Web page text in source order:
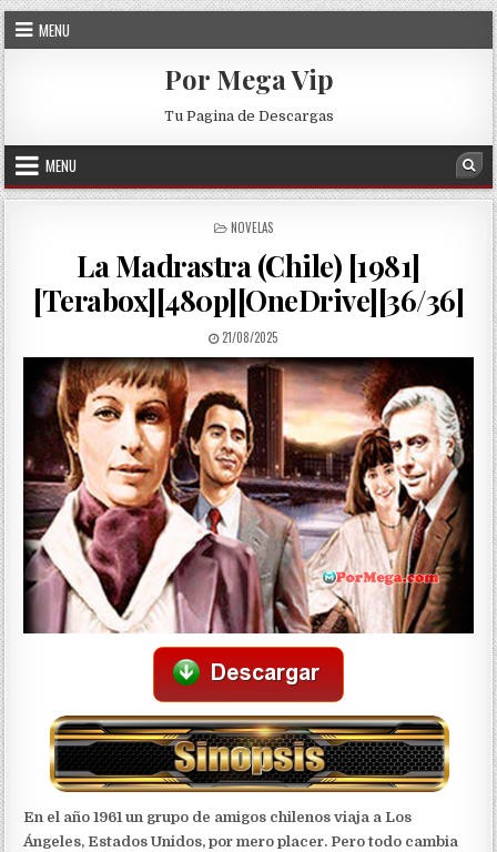
Skip to content
MENU
Por Mega Vip
Tu Pagina de Descargas
MENU
POSTED IN
NOVELAS
La Madrastra (Chile) [1981]
[Terabox][480p][OneDrive][36/36]
PUBLISHED DATE:
21/08/2025
En el año 1961 un grupo de amigos chilenos viaja a Los
Ángeles, Estados Unidos, por mero placer. Pero todo cambia